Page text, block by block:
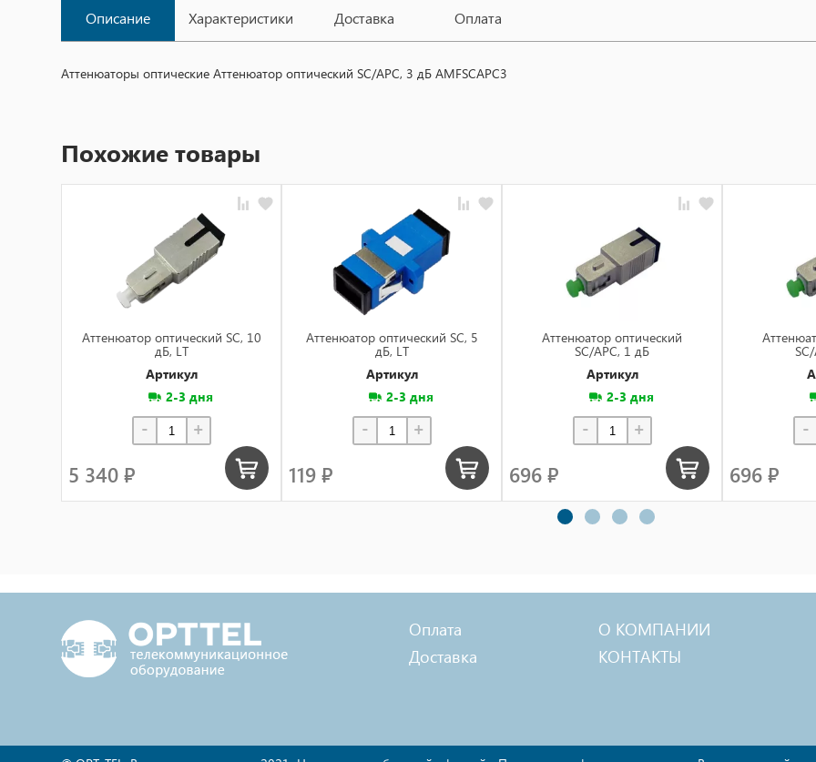
Описание Характеристики Доставка Оплата
Аттенюаторы оптические Аттенюатор оптический SC/APC, 3 дБ AMFSCAPC3
Похожие товары
Aттенюатор oптический SC, 10
дБ, LT
Артикул
2-3 дня
- +
5 340 ₽
Aттенюатор oптический SC, 5
дБ, LT
Артикул
2-3 дня
- +
119 ₽
Aттенюатор oптический
SC/APC, 1 дБ
Артикул
2-3 дня
- +
696 ₽
-
696 ₽
Оплата
Доставка
О КОМПАНИИ
КОНТАКТЫ